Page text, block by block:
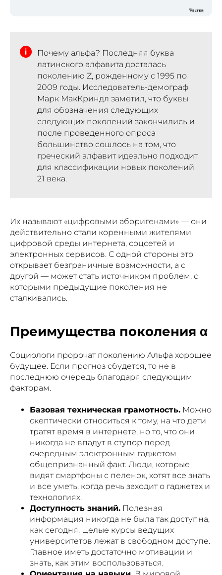
Почему альфа? Последняя буква
латинского алфавита досталась
поколению Z, рожденному с 1995 по
2009 годы. Исследователь-демограф
Марк МакКриндл заметил, что буквы
для обозначения следующих
следующих поколений закончились и
после проведенного опроса
большинство сошлось на том, что
греческий алфавит идеально подходит
для классификации новых поколений
21 века.
Их называют «цифровыми аборигенами» — они
действительно стали коренными жителями
цифровой среды интернета, соцсетей и
электронных сервисов. С одной стороны это
открывает безграничные возможности, а с
другой — может стать источником проблем, с
которыми предыдущие поколения не
сталкивались.
Преимущества поколения α
Социологи пророчат поколению Альфа хорошее
будущее. Если прогноз сбудется, то не в
последнюю очередь благодаря следующим
факторам.
Базовая техническая грамотность. Можно
скептически относиться к тому, на что дети
тратят время в интернете, но то, что они
никогда не впадут в ступор перед
очередным электронным гаджетом —
общепризнанный факт. Люди, которые
видят смартфоны с пеленок, хотят все знать
и все уметь, когда речь заходит о гаджетах и
технологиях.
Доступность знаний. Полезная
информация никогда не была так доступна,
как сегодня. Целые курсы ведущих
университетов лежат в свободном доступе.
Главное иметь достаточно мотивации и
знать, как этим воспользоваться.